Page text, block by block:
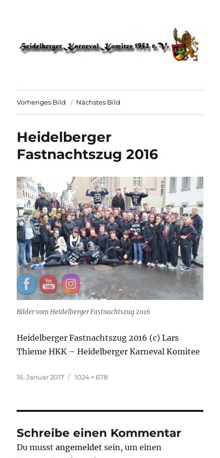
HKK 1952 – Heidelberger Karneval
Komitee
Vorheriges Bild Nächstes Bild
Heidelberger
Fastnachtszug 2016
Bilder vom Heidelberger Fastnachtszug 2016
Heidelberger Fastnachtszug 2016 (c) Lars
Thieme HKK – Heidelberger Karneval Komitee
Veröffentlicht
16. Januar 2017 Originalgröße
1024 × 678
Schreibe einen Kommentar
Du musstangemeldet sein, um einen